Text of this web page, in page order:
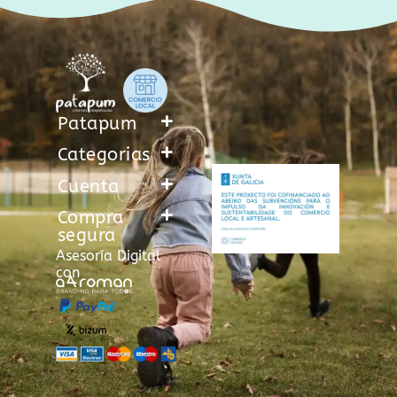
Patapum
Categorias
Cuenta
Compra
segura
Asesoría Digital
con